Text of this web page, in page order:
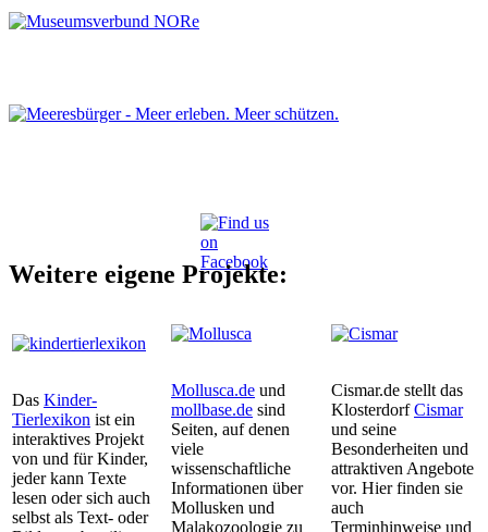
Weitere eigene Projekte:
Das Kinder-
Tierlexikon ist ein
interaktives Projekt
von und für Kinder,
jeder kann Texte
lesen oder sich auch
selbst als Text- oder
Mollusca.de und
mollbase.de sind
Seiten, auf denen
viele
wissenschaftliche
Informationen über
Mollusken und
Malakozoologie zu
Cismar.de stellt das
KlosterdorfCismar
und seine
Besonderheiten und
attraktiven Angebote
vor. Hier finden sie
auch
Terminhinweise und